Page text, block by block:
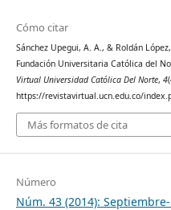
Cómo citar
Sánchez Upegui, A. A., & Roldán
Fundación Universitaria Católica del
Virtual Universidad Católica Del Norte, 4
https://revistavirtual.ucn.edu.co/
Más formatos de cita
Número
Núm. 43 (2014):